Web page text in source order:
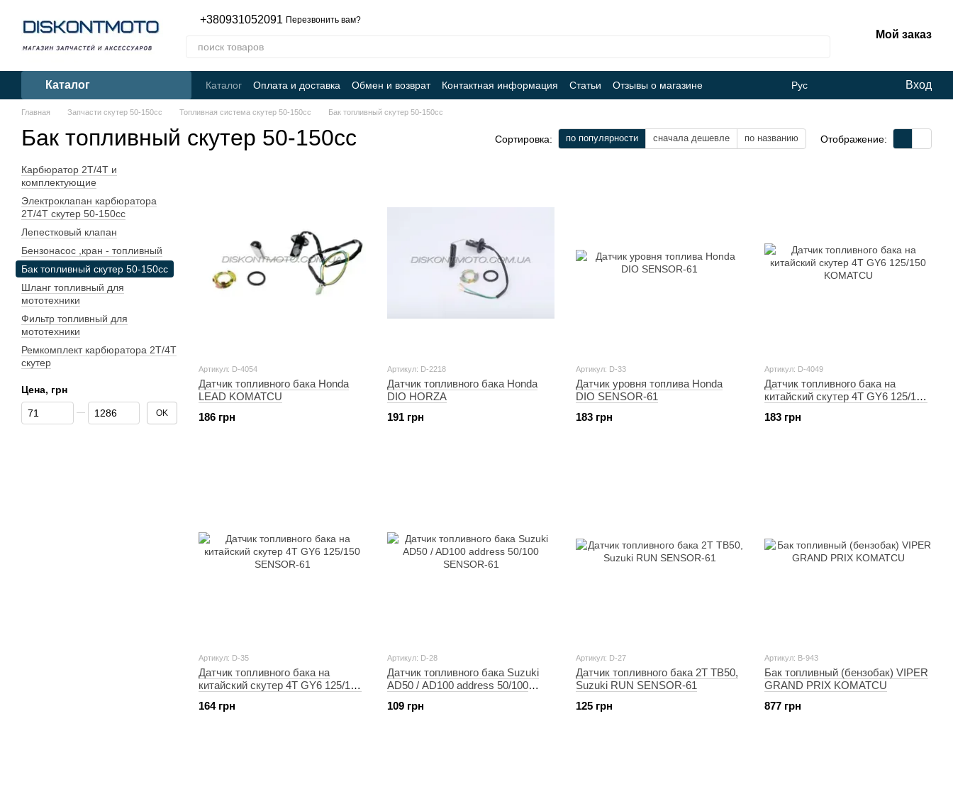
+380931052091 Перезвонить вам?
Мой заказ
Каталог Каталог Оплата и доставка Обмен и возврат Контактная информация Статьи Отзывы о магазине Рус Вход
Главная Запчасти скутер 50-150cc Топливная система скутер 50-150cc Бак топливный скутер 50-150cc
Бак топливный скутер 50-150cc Сортировка: по популярности сначала дешевле по названию Отображение:
Артикул: D-4054
Датчик топливного бака Honda
LEAD KOMATCU
186 грн
Артикул: D-2218
Датчик топливного бака Honda
DIO HORZA
191 грн
Артикул: D-33
Датчик уровня топлива Honda
DIO SENSOR-61
183 грн
Артикул: D-4049
Датчик топливного бака на
китайский скутер 4T GY6 125/150
183 грн
Артикул: D-35
Датчик топливного бака на
китайский скутер 4T GY6 125/150
164 грн
Артикул: D-28
Датчик топливного бака Suzuki
AD50 / AD100 address 50/100
109 грн
Артикул: D-27
Датчик топливного бака 2T TB50,
Suzuki RUN SENSOR-61
125 грн
Артикул: B-943
Бак топливный (бензобак) VIPER
GRAND PRIX KOMATCU
877 грн
Карбюратор 2Т/4Т и
комплектующие
Электроклапан карбюратора
2Т/4Т скутер 50-150сс
Лепестковый клапан
Бензонасос ,кран - топливный
Бак топливный скутер 50-150cc
Шланг топливный для
мототехники
Фильтр топливный для
мототехники
Ремкомплект карбюратора 2T/4T
скутер
Цена, грн
От Цена, грн
До Цена, грн OK